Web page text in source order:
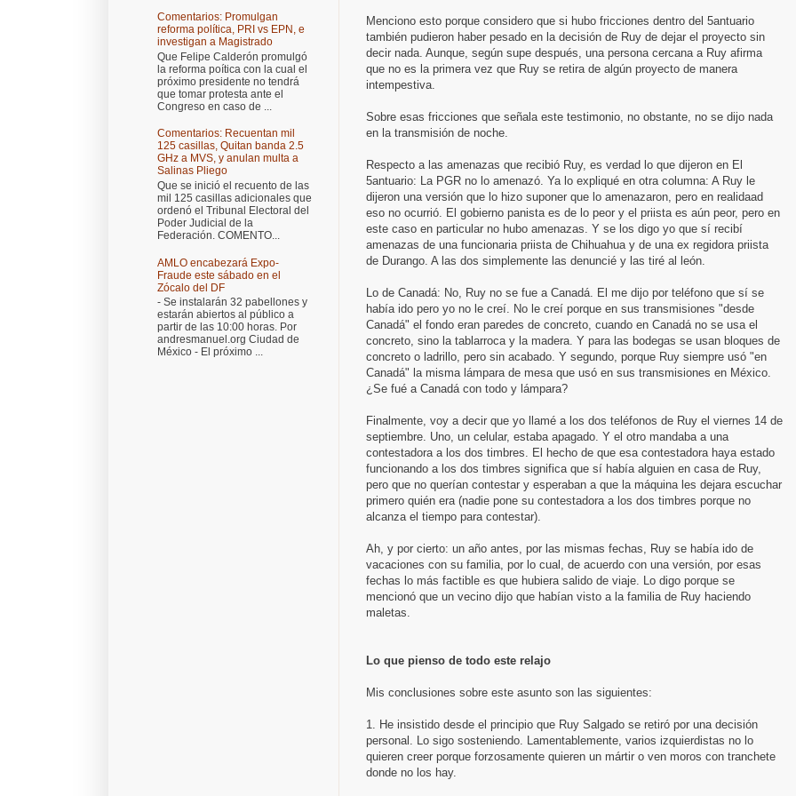
Menciono esto porque considero que si hubo fricciones dentro del 5antuario
también pudieron haber pesado en la decisión de Ruy de dejar el proyecto sin
decir nada. Aunque, según supe después, una persona cercana a Ruy afirma
que no es la primera vez que Ruy se retira de algún proyecto de manera
intempestiva.
Sobre esas fricciones que señala este testimonio, no obstante, no se dijo nada
en la transmisión de noche.
Respecto a las amenazas que recibió Ruy, es verdad lo que dijeron en El
5antuario: La PGR no lo amenazó. Ya lo expliqué en otra columna: A Ruy le
dijeron una versión que lo hizo suponer que lo amenazaron, pero en realidaad
eso no ocurrió. El gobierno panista es de lo peor y el priista es aún peor, pero en
este caso en particular no hubo amenazas. Y se los digo yo que sí recibí
amenazas de una funcionaria priista de Chihuahua y de una ex regidora priista
de Durango. A las dos simplemente las denuncié y las tiré al león.
Lo de Canadá: No, Ruy no se fue a Canadá. El me dijo por teléfono que sí se
había ido pero yo no le creí. No le creí porque en sus transmisiones "desde
Canadá" el fondo eran paredes de concreto, cuando en Canadá no se usa el
concreto, sino la tablarroca y la madera. Y para las bodegas se usan bloques de
concreto o ladrillo, pero sin acabado. Y segundo, porque Ruy siempre usó "en
Canadá" la misma lámpara de mesa que usó en sus transmisiones en México.
¿Se fué a Canadá con todo y lámpara?
Finalmente, voy a decir que yo llamé a los dos teléfonos de Ruy el viernes 14 de
septiembre. Uno, un celular, estaba apagado. Y el otro mandaba a una
contestadora a los dos timbres. El hecho de que esa contestadora haya estado
funcionando a los dos timbres significa que sí había alguien en casa de Ruy,
pero que no querían contestar y esperaban a que la máquina les dejara escuchar
primero quién era (nadie pone su contestadora a los dos timbres porque no
alcanza el tiempo para contestar).
Ah, y por cierto: un año antes, por las mismas fechas, Ruy se había ido de
vacaciones con su familia, por lo cual, de acuerdo con una versión, por esas
fechas lo más factible es que hubiera salido de viaje. Lo digo porque se
mencionó que un vecino dijo que habían visto a la familia de Ruy haciendo
maletas.
Lo que pienso de todo este relajo
Mis conclusiones sobre este asunto son las siguientes:
1. He insistido desde el principio que Ruy Salgado se retiró por una decisión
personal. Lo sigo sosteniendo. Lamentablemente, varios izquierdistas no lo
quieren creer porque forzosamente quieren un mártir o ven moros con tranchete
donde no los hay.
Comentarios: Promulgan
reforma política, PRI vs EPN, e
investigan a Magistrado
Que Felipe Calderón promulgó
la reforma poítica con la cual el
próximo presidente no tendrá
que tomar protesta ante el
Congreso en caso de ...
Comentarios: Recuentan mil
125 casillas, Quitan banda 2.5
GHz a MVS, y anulan multa a
Salinas Pliego
Que se inició el recuento de las
mil 125 casillas adicionales que
ordenó el Tribunal Electoral del
Poder Judicial de la
Federación. COMENTO...
AMLO encabezará Expo-
Fraude este sábado en el
Zócalo del DF
- Se instalarán 32 pabellones y
estarán abiertos al público a
partir de las 10:00 horas. Por
andresmanuel.org Ciudad de
México - El próximo ...